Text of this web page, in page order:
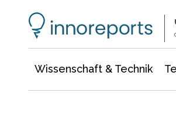
Wissenschaft & Technik